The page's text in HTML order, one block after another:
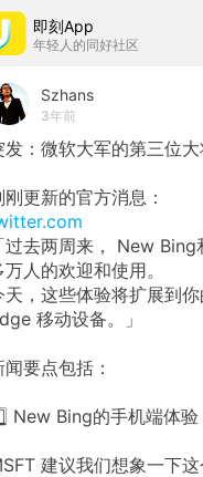
即刻App
年轻人的同好社区
Szhans
3年前
发：微软大军的第三位
刚更新的官方消息：
过去两周来， New
万人的欢迎和使用。
天，这些体验将扩展到
移动设备。」
闻要点包括：
New Bing的手机端体验
建议我们想象一下